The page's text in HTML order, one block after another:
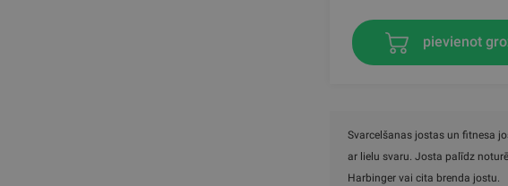
pievienot
Svarcelšanas jostas un fitnesa
ar lielu svaru. Josta palīdz
Harbinger vai cita brenda jostu.